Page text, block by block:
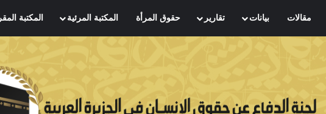
مقالات بيانات تقارير حقوق المرأة المكتبة المرئية المكتبة